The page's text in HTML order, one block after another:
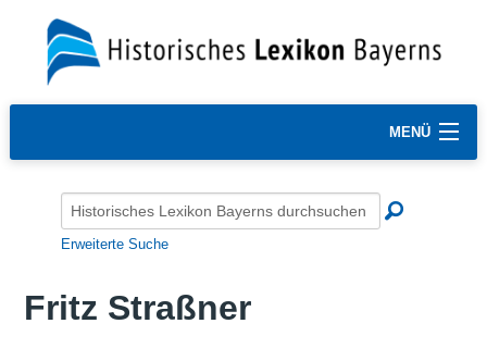
MENÜ
Erweiterte Suche
Fritz Straßner